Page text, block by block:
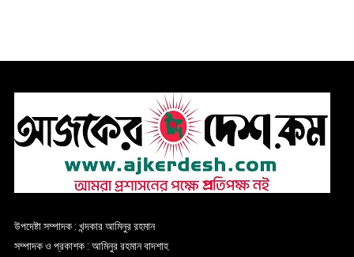
উপদেষ্টা সম্পাদক : খন্দকার আমিনুর রহমান
সম্পাদক ও প্রকাশক : আমিনুর রহমান বাদশাহ